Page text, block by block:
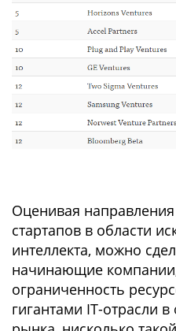
Оценивая
стартапов в области
интеллекта, можно
начинающие
ограниченность
гигантами IT-отрасли